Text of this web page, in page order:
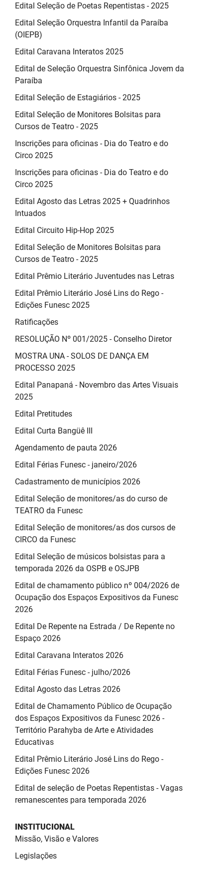
Edital Seleção de Poetas Repentistas - 2025
Edital Seleção Orquestra Infantil da Paraíba
(OIEPB)
Edital Caravana Interatos 2025
Edital de Seleção Orquestra Sinfônica Jovem da
Paraíba
Edital Seleção de Estagiários - 2025
Edital Seleção de Monitores Bolsitas para
Cursos de Teatro - 2025
Inscrições para oficinas - Dia do Teatro e do
Circo 2025
Inscrições para oficinas - Dia do Teatro e do
Circo 2025
Edital Agosto das Letras 2025 + Quadrinhos
Intuados
Edital Circuito Hip-Hop 2025
Edital Seleção de Monitores Bolsitas para
Cursos de Teatro - 2025
Edital Prêmio Literário Juventudes nas Letras
Edital Prêmio Literário José Lins do Rego -
Edições Funesc 2025
Ratificações
RESOLUÇÃO Nº 001/2025 - Conselho Diretor
MOSTRA UNA - SOLOS DE DANÇA EM
PROCESSO 2025
Edital Panapaná - Novembro das Artes Visuais
2025
Edital Pretitudes
Edital Curta Bangüê III
Agendamento de pauta 2026
Edital Férias Funesc - janeiro/2026
Cadastramento de municípios 2026
Edital Seleção de monitores/as do curso de
TEATRO da Funesc
Edital Seleção de monitores/as dos cursos de
CIRCO da Funesc
Edital Seleção de músicos bolsistas para a
temporada 2026 da OSPB e OSJPB
Edital de chamamento público nº 004/2026 de
Ocupação dos Espaços Expositivos da Funesc
2026
Edital De Repente na Estrada / De Repente no
Espaço 2026
Edital Caravana Interatos 2026
Edital Férias Funesc - julho/2026
Edital Agosto das Letras 2026
Edital de Chamamento Público de Ocupação
dos Espaços Expositivos da Funesc 2026 -
Território Parahyba de Arte e Atividades
Educativas
Edital Prêmio Literário José Lins do Rego -
Edições Funesc 2026
Edital de seleção de Poetas Repentistas - Vagas
remanescentes para temporada 2026
INSTITUCIONAL
Missão, Visão e Valores
Legislações